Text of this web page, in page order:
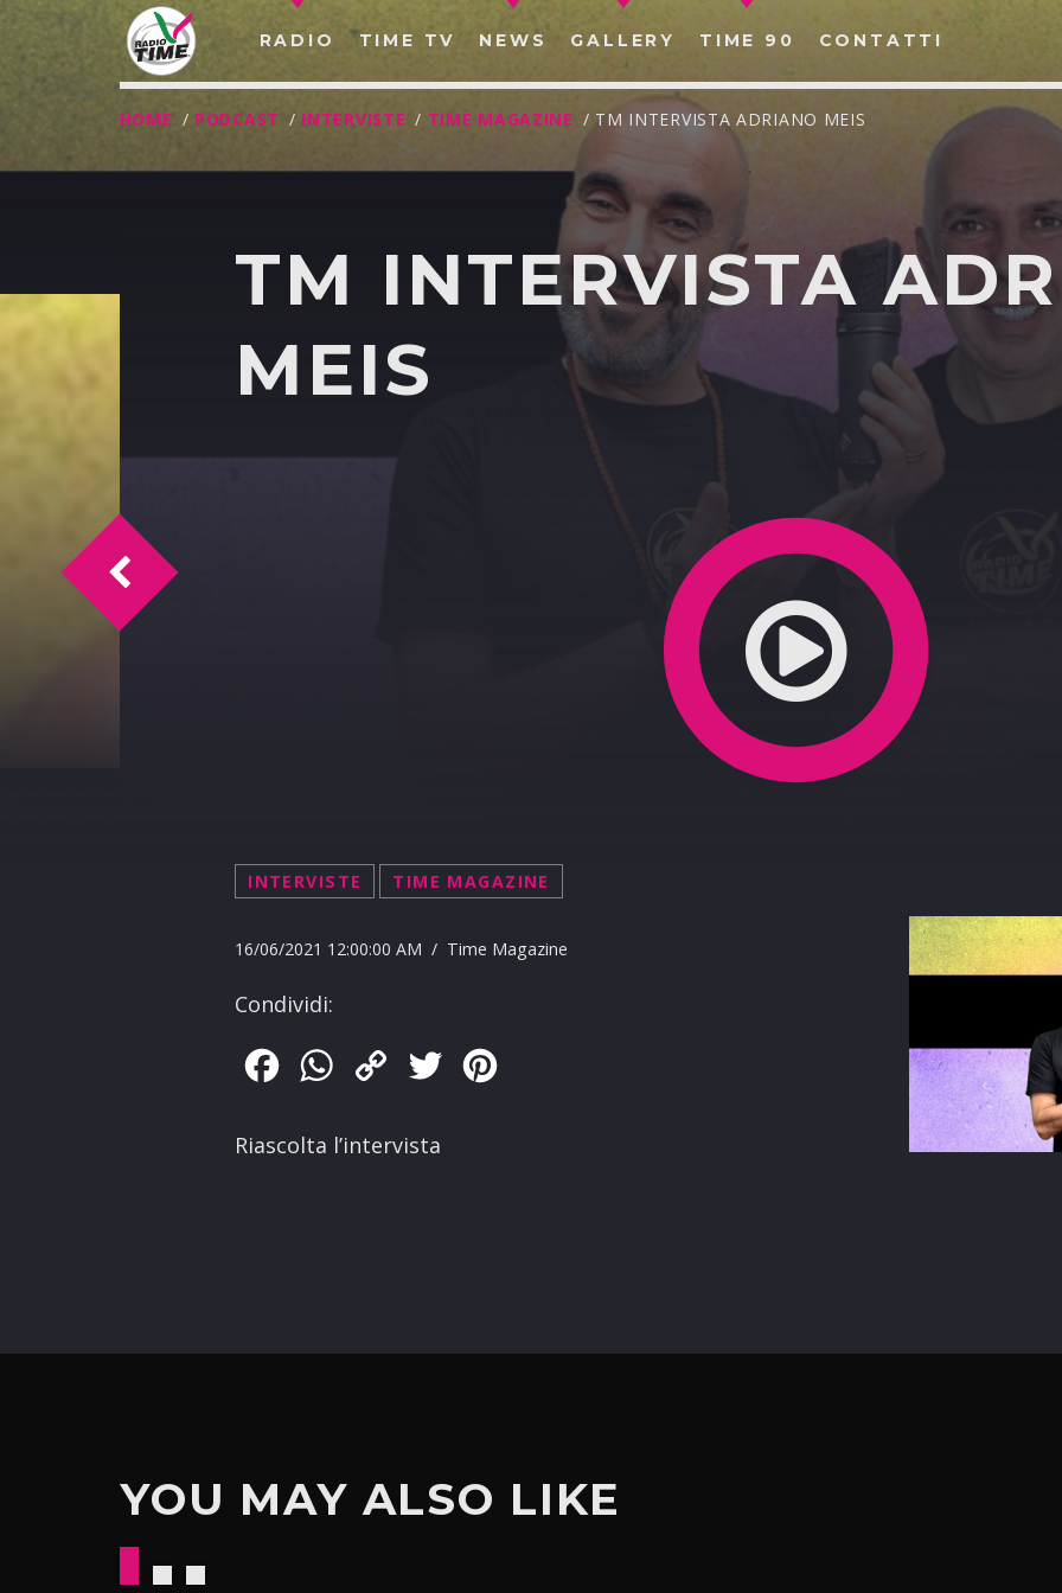
RADIO TIME TV NEWS GALLERY TIME 90 CONTATTI
CERCA NEL SITO WEB:
HOME / PODCAST / INTERVISTE / TIME MAGAZINE / TM INTERVISTA ADRIANO MEIS
TM INTERVISTA
MEIS
INTERVISTE TIME MAGAZINE
16/06/2021 12:00:00 AM / Time Magazine
Condividi:
FacebookWhatsApp
Copy
Twitter
Riascolta l’intervista
TM intervista M. Viola
YOU MAY ALSO LIKE